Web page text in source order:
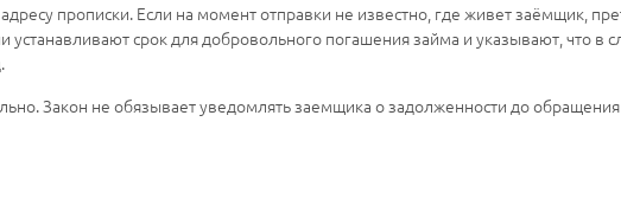
прописки. Если на момент отправки не известно, где живет заёмщик,
устанавливают срок для добровольного погашения займа и указывают, что в
Закон не обязывает уведомлять заемщика о задолженности до